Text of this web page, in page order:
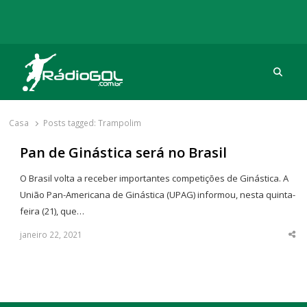
Rádio Gol
Há mais de 20 anos com as melhores coberturas
Casa Posts tagged:Trampolim
Pan de Ginástica será no Brasil
O Brasil volta a receber importantes competições de Ginástica. A
União Pan-Americana de Ginástica (UPAG) informou, nesta quinta-
feira (21), que…
janeiro 22, 2021